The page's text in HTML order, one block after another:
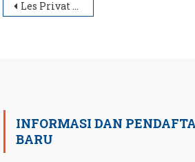
Post
Les Privat di Jl. Kusumanegara Datang Ke Rumah
INFORMASI DAN
BARU